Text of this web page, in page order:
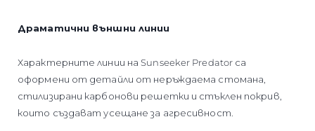
Драматични външни линии
Характерните линии на Sunseeker Predator са
оформени от детайли от неръждаема стомана,
стилизирани карбонови решетки и стъклен покрив,
които създават усещане за агресивност.